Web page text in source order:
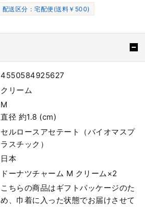
配送区分：宅配便(送料￥500)
4550584925627
クリーム
M
直径 約1.8 (cm)
セルロースアセテート（バイオマスプ
ラスチック）
日本
ドーナツチャーム M クリーム×2
こちらの商品はギフトパッケージのた
め、巾着に入った状態でお届けさせて